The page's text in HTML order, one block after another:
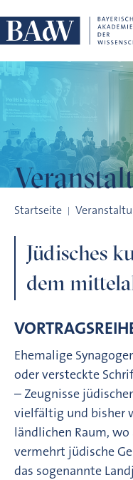
Startseite
Jüdisches
dem
Ehemalige
oder versteckte
– Zeugnisse
vielfältig und bisher
ländlichen Raum, wo
vermehrt jüdische
das sogenannte